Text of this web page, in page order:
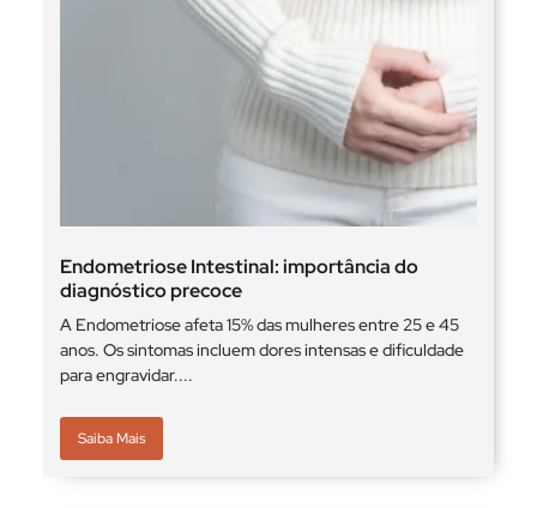
Endometriose Intestinal: importância do
diagnóstico precoce
A Endometriose afeta 15% das mulheres entre 25 e 45
anos. Os sintomas incluem dores intensas e dificuldade
para engravidar....
Saiba Mais